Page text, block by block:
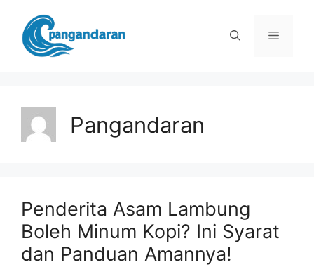
Menu
Pangandaran
Penderita Asam Lambung
Boleh Minum Kopi? Ini Syarat
dan Panduan Amannya!